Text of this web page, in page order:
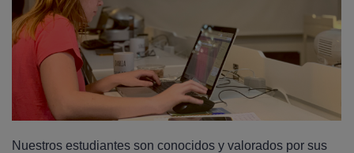
Nuestros estudiantes son conocidos y valorados por sus